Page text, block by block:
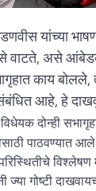
यांच्या
वाटते, असे
काय बोलले,
आहे, हे
दोन्ही
विश्लेषण
ज्या गोष्टी